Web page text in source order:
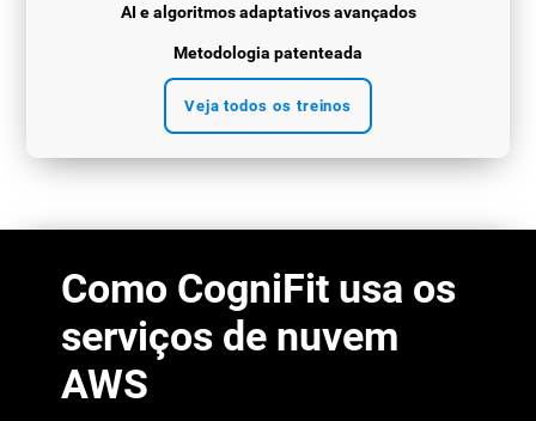
Veja todos os treinos
AI e algoritmos adaptativos avançados
Metodologia patenteada
Como CogniFit usa os
serviços de nuvem
AWS